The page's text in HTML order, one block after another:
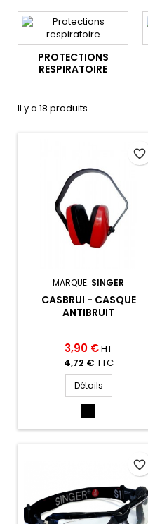
PROTECTIONS
RESPIRATOIRE
Il y a 18 produits.
MARQUE: SINGER
CASBRUI - CASQUE
ANTIBRUIT
3,90 €HT
4,72 € TTC
Détails
(NO/RO)
favorite_border
favorite_border